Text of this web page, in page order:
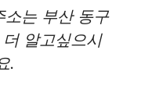
소는 부산 동구
알고싶으시
.